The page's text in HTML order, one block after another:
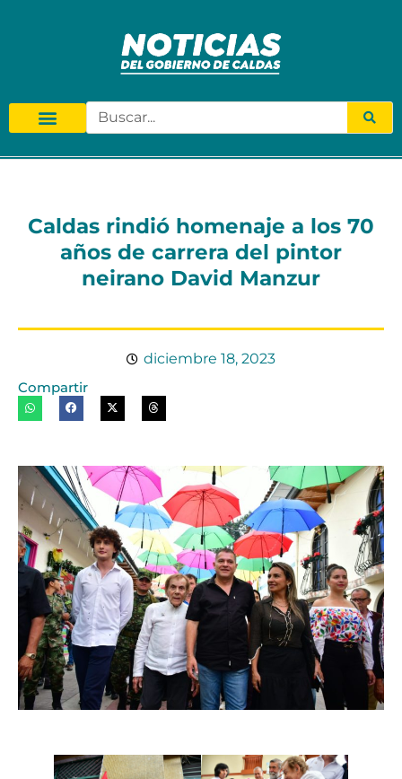
Caldas rindió homenaje a los 70
años de carrera del pintor
neirano David Manzur
diciembre 18, 2023
Compartir